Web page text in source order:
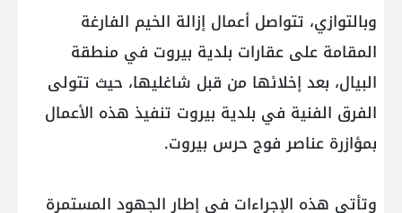
وبالتوازي، تتواصل أعمال إزالة الخيم الفارغة
المقامة على عقارات بلدية بيروت في منطقة
البيال، بعد إخلائها من قبل شاغليها، حيث تتولى
الفرق الفنية في بلدية بيروت تنفيذ هذه الأعمال
بمؤازرة عناصر فوج حرس بيروت.
وتأتي هذه الإجراءات في إطار الجهود المستمرة